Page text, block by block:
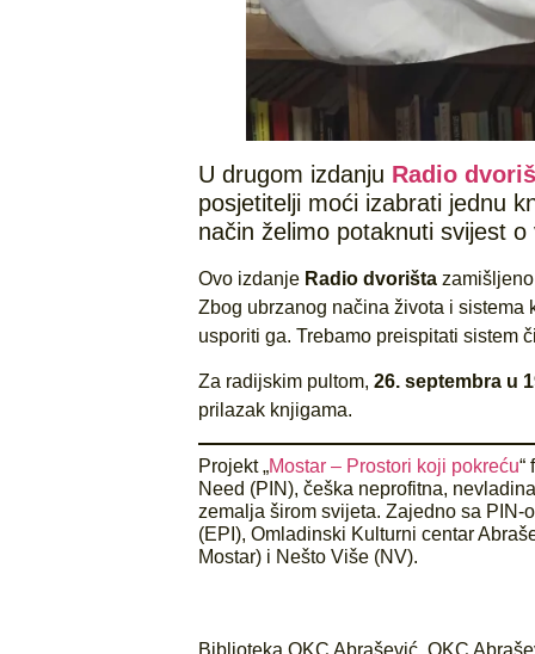
U drugom izdanju Radio
posjetitelji moći izabrati jednu
način želimo potaknuti svijest
Ovo izdanje Radio dvorišta
Zbog ubrzanog načina života i sistema
usporiti ga. Trebamo preispitati sistem
Za radijskim pultom, 26. septembra u
prilazak knjigama.
Projekt „Mostar – Prostori koji pokreću“
Need (PIN), češka neprofitna,
zemalja širom svijeta. Zajedno sa PIN-
(EPI), Omladinski Kulturni centar
Mostar) i Nešto Više (NV).
Biblioteka OKC Abrašević, OKC